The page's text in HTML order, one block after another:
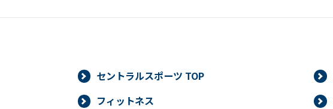
セントラルスポーツ TOP
フィットネス